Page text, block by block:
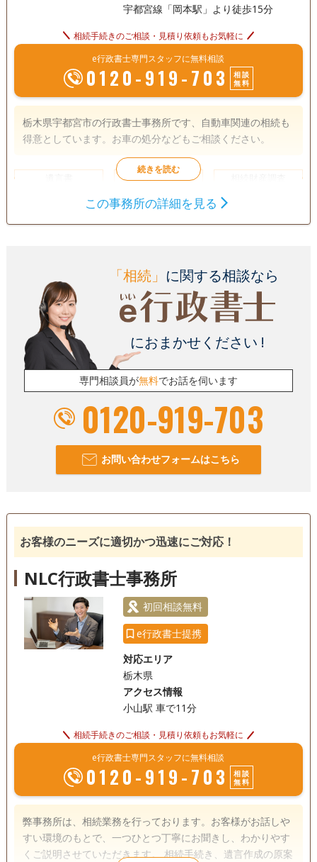
宇都宮線「岡本駅」より徒歩15分
相続手続きのご相談・見積り依頼もお気軽に
e行政書士専門スタッフに無料相談
0120-919-703
相談
無料
栃木県宇都宮市の行政書士事務所です、自動車関連の相続も
得意としています。お車の処分などもご相談ください。
遺産分割
銀行手続き
相続人調査
オンライン面談可
この事務所の詳細を見る
「相続」 に関する相談なら
におまかせください !
専門相談員が無料でお話を伺います
0120-919-703
お問い合わせフォームはこちら
お客様のニーズに適切かつ迅速にご対応！
NLC行政書士事務所
初回相談無料
e行政書士提携
対応エリア
栃木県
アクセス情報
小山駅 車で11分
相続手続きのご相談・見積り依頼もお気軽に
e行政書士専門スタッフに無料相談
0120-919-703
相談
無料
弊事務所は、相続業務を行っております。お客様がお話しや
すい環境のもとで、一つひとつ丁寧にお聞きし、わかりやす
くご説明させていただきます。 相続手続き、遺言作成の原案